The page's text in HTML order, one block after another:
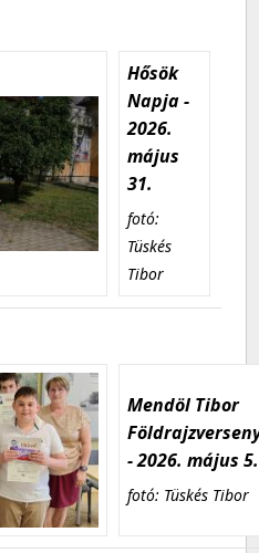
Hősök
Napja -
2026.
május
31.
fotó:
Tüskés
Tibor
Mendöl Tibor
- 2026. május 5.
fotó: Tüskés Tibor